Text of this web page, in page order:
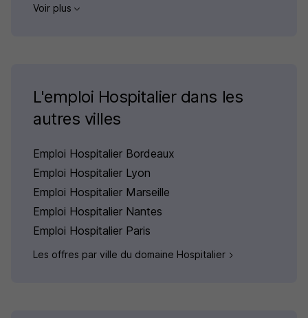
Voir plus
L'emploi Hospitalier dans les
autres villes
Emploi Hospitalier Bordeaux
Emploi Hospitalier Lyon
Emploi Hospitalier Marseille
Emploi Hospitalier Nantes
Emploi Hospitalier Paris
Les offres par ville du domaine Hospitalier